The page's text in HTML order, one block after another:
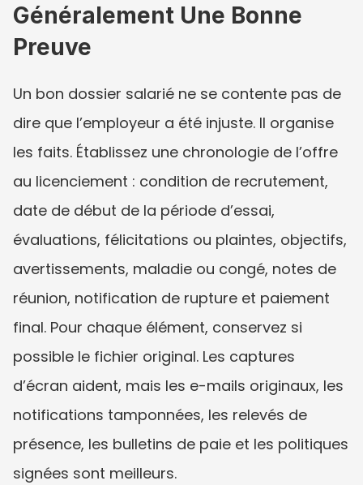
Généralement Une Bonne
Preuve
Un bon dossier salarié ne se contente pas de
dire que l’employeur a été injuste. Il organise
les faits. Établissez une chronologie de l’offre
au licenciement : condition de recrutement,
date de début de la période d’essai,
évaluations, félicitations ou plaintes, objectifs,
avertissements, maladie ou congé, notes de
réunion, notification de rupture et paiement
final. Pour chaque élément, conservez si
possible le fichier original. Les captures
d’écran aident, mais les e-mails originaux, les
notifications tamponnées, les relevés de
présence, les bulletins de paie et les politiques
signées sont meilleurs.